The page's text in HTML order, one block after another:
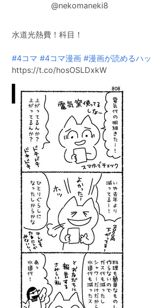
@nekomaneki8
水道光熱費！科目！
#4コマ #4コマ漫画 #漫画が読めるハ
https://t.co/hosOSLDxkW